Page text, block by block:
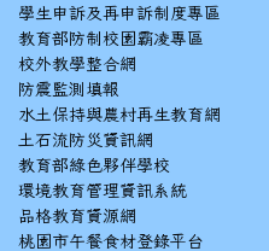
學生申訴及再申訴制度專區
教育部防制校園霸凌專區
校外教學整合網
防震監測填報
水土保持與農村再生教育網
土石流防災資訊網
教育部綠色夥伴學校
環境教育管理資訊系統
品格教育資源網
桃園市午餐食材登錄平台